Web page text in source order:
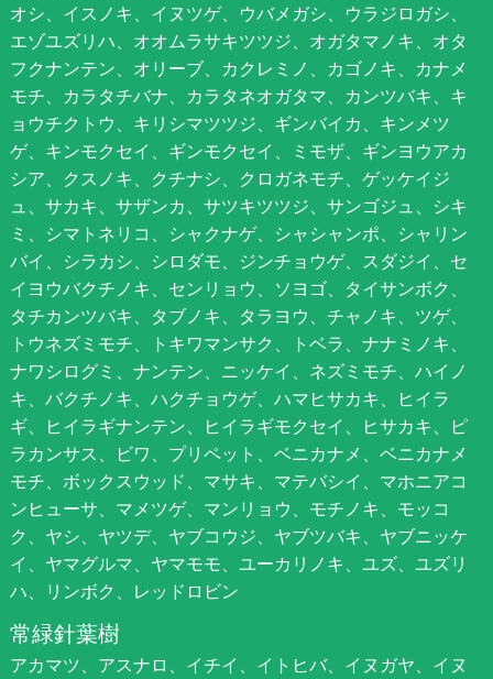
オシ、イスノキ、イヌツゲ、ウバメガシ、ウラジロガシ、
エゾユズリハ、オオムラサキツツジ、オガタマノキ、オタ
フクナンテン、オリーブ、カクレミノ、カゴノキ、カナメ
モチ、カラタチバナ、カラタネオガタマ、カンツバキ、キ
ョウチクトウ、キリシマツツジ、ギンバイカ、キンメツ
ゲ、キンモクセイ、ギンモクセイ、ミモザ、ギンヨウアカ
シア、クスノキ、クチナシ、クロガネモチ、ゲッケイジ
ュ、サカキ、サザンカ、サツキツツジ、サンゴジュ、シキ
ミ、シマトネリコ、シャクナゲ、シャシャンポ、シャリン
バイ、シラカシ、シロダモ、ジンチョウゲ、スダジイ、セ
イヨウバクチノキ、センリョウ、ソヨゴ、タイサンボク、
タチカンツバキ、タブノキ、タラヨウ、チャノキ、ツゲ、
トウネズミモチ、トキワマンサク、トベラ、ナナミノキ、
ナワシログミ、ナンテン、ニッケイ、ネズミモチ、ハイノ
キ、バクチノキ、ハクチョウゲ、ハマヒサカキ、ヒイラ
ギ、ヒイラギナンテン、ヒイラギモクセイ、ヒサカキ、ピ
ラカンサス、ビワ、プリペット、ベニカナメ、ベニカナメ
モチ、ボックスウッド、マサキ、マテバシイ、マホニアコ
ンヒューサ、マメツゲ、マンリョウ、モチノキ、モッコ
ク、ヤシ、ヤツデ、ヤブコウジ、ヤブツバキ、ヤブニッケ
イ、ヤマグルマ、ヤマモモ、ユーカリノキ、ユズ、ユズリ
ハ、リンボク、レッドロビン
常緑針葉樹
アカマツ、アスナロ、イチイ、イトヒバ、イヌガヤ、イヌ